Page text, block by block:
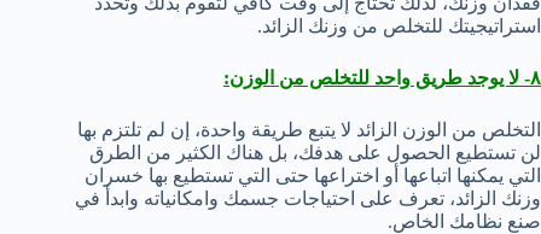
استراتيجيتك للتخلص من وزنك الزائد.
٨- لا يوجد طريق واحد للتخلص من الوزن:
التخلص من الوزن الزائد لا يتبع طريقة واحدة، إن لم تلتزم بها
لن تستطيع الحصول على هدفك، بل هناك الكثير من الطرق
التي يمكنها اتباعها أو اختراعها حتى التي تستطيع بها خسران
وزنك الزائد، تعرف على احتياجات جسمك وامكانياته وابدأ في
صنع نظامك الخاص.